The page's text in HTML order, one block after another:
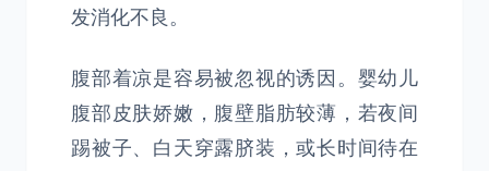
发消化不良。
腹部着凉是容易被忽视的诱因。婴幼儿
腹部皮肤娇嫩，腹壁脂肪较薄，若夜间
踢被子、白天穿露脐装，或长时间待在